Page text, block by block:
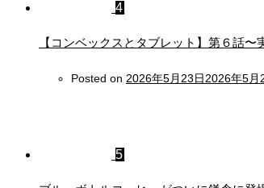
4
【コンベックスとタブレット】第６話
Posted on 2026年5月23日2026年5月
5